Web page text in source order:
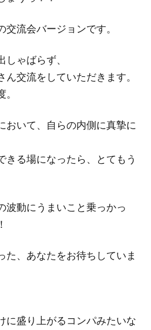
流会バージョンです。
ゃばらず、
交流をしていただきます。
おいて、自らの内側に真摯に
きる場になったら、とてもう
波動にうまいこと乗っかっ
た、あなたをお待ちしていま
に盛り上がるコンパみたいな